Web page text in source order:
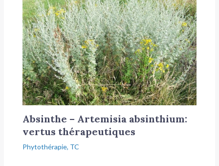
Absinthe – Artemisia absinthium:
vertus thérapeutiques
Phytothérapie, TC